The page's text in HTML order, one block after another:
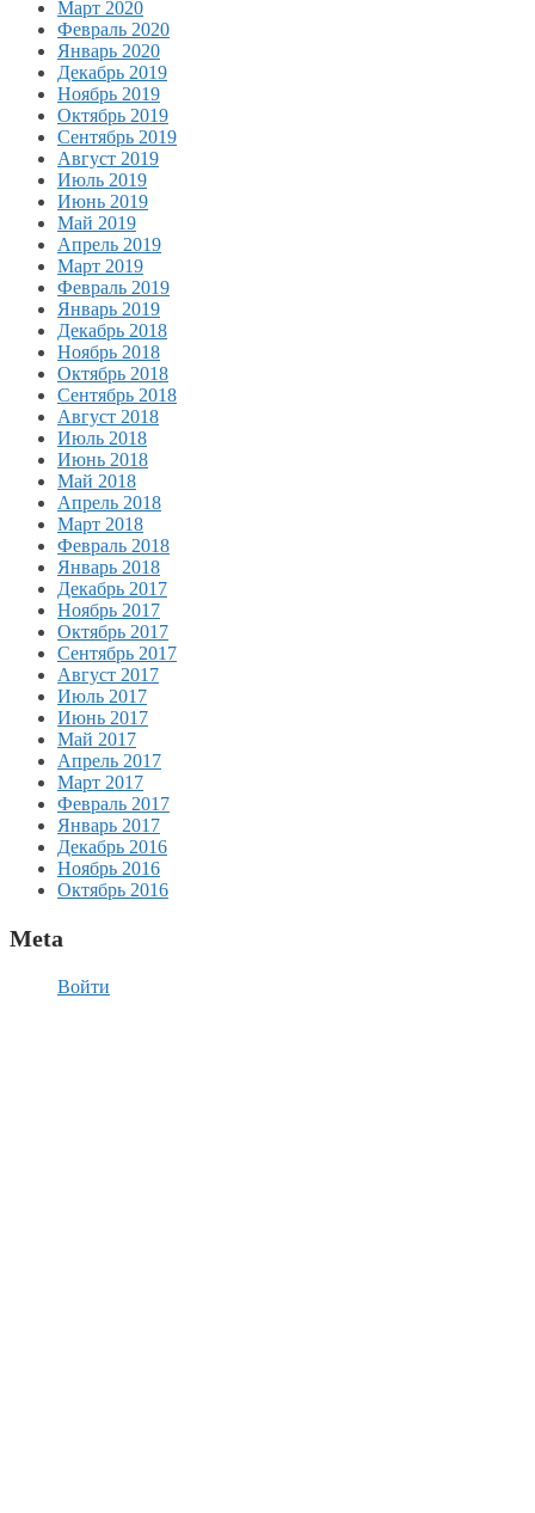
Март 2020
Февраль 2020
Январь 2020
Декабрь 2019
Ноябрь 2019
Октябрь 2019
Сентябрь 2019
Август 2019
Июль 2019
Июнь 2019
Май 2019
Апрель 2019
Март 2019
Февраль 2019
Январь 2019
Декабрь 2018
Ноябрь 2018
Октябрь 2018
Сентябрь 2018
Август 2018
Июль 2018
Июнь 2018
Май 2018
Апрель 2018
Март 2018
Февраль 2018
Январь 2018
Декабрь 2017
Ноябрь 2017
Октябрь 2017
Сентябрь 2017
Август 2017
Июль 2017
Июнь 2017
Май 2017
Апрель 2017
Март 2017
Февраль 2017
Январь 2017
Декабрь 2016
Ноябрь 2016
Октябрь 2016
Meta
Войти